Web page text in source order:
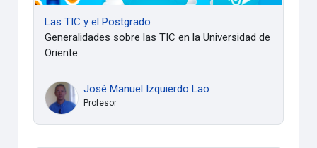
Las TIC y el Postgrado
Generalidades sobre las TIC en la Universidad de
Oriente
José Manuel Izquierdo Lao
Profesor